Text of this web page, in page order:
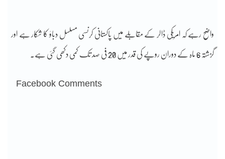
واضح رہے کہ امریکی ڈالر کے مقابلے میں پاکستانی کرنسی مسلسل دباؤ کا شکار ہے اور
گزشتہ 6 ماہ کے دوران روپے کی قدر میں 20 فی صد تک کمی دکھی گئی ہے۔
Facebook Comments